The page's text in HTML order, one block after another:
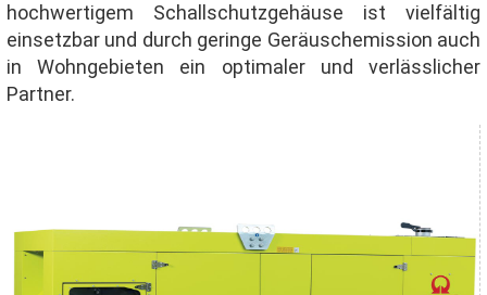
hochwertigem Schallschutzgehäuse ist vielfältig
einsetzbar und durch geringe Geräuschemission auch
in Wohngebieten ein optimaler und verlässlicher
Partner.